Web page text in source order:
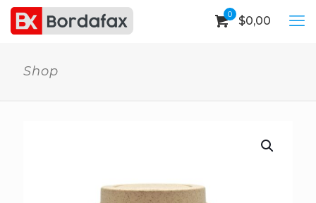
0 $0,00
Shop